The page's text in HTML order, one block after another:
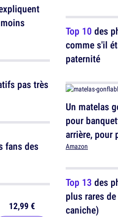
pas très
fans des
12,99 €
Top 10 des
comme s'il
paternité
Un matelas
pour
arrière, pour
pioncer dans
Amazon
Top 13 des
plus rares
caniche)